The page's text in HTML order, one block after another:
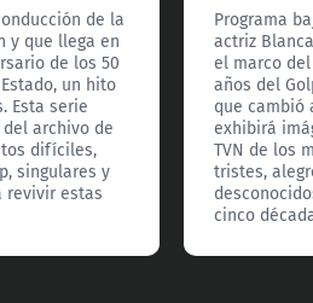
de la
y que llega en
de los 50
un hito
Esta serie
archivo de
difíciles,
singulares y
revivir estas
Programa
actriz
el marco
años del
que cambió
exhibirá
TVN de los
tristes,
cinco